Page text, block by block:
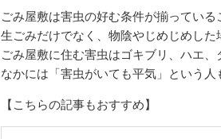
ごみ屋敷は害虫の好む条件が揃ってい
生ごみだけでなく、物陰やじめじめし
ごみ屋敷に住む害虫はゴキブリ、ハエ
なかには「害虫がいても平気」という
【こちらの記事もおすすめ】